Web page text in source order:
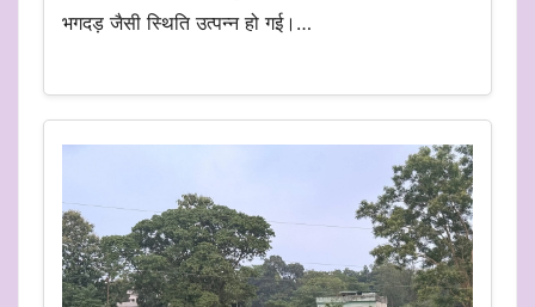
भगदड़ जैसी स्थिति उत्पन्न हो गई।…